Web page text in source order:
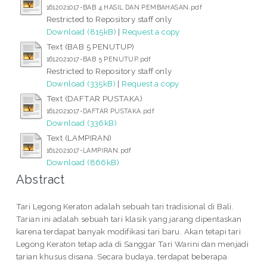
1612021017-BAB 4 HASIL DAN PEMBAHASAN.pdf
Restricted to Repository staff only
Download (815kB) | Request a copy
Text (BAB 5 PENUTUP)
1612021017-BAB 5 PENUTUP.pdf
Restricted to Repository staff only
Download (335kB) | Request a copy
Text (DAFTAR PUSTAKA)
1612021017-DAFTAR PUSTAKA.pdf
Download (336kB)
Text (LAMPIRAN)
1612021017-LAMPIRAN.pdf
Download (866kB)
Abstract
Tari Legong Keraton adalah sebuah tari tradisional di Bali.
Tarian ini adalah sebuah tari klasik yang jarang dipentaskan
karena terdapat banyak modifikasi tari baru. Akan tetapi tari
Legong Keraton tetap ada di Sanggar Tari Warini dan menjadi
tarian khusus disana. Secara budaya, terdapat beberapa